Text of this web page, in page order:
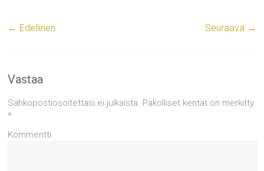
← Edellinen Seuraava →
Vastaa
Sähköpostiosoitettasi ei julkaista. Pakolliset kentät on merkitty
*
Kommentti